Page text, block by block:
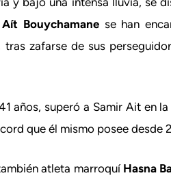
Bouychamanese han
zafarse de sus
años, superó a Samir Ait
que él mismo posee desde
atleta marroquí Hasna